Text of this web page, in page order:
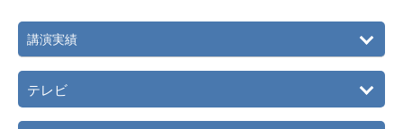
講演実績
テレビ